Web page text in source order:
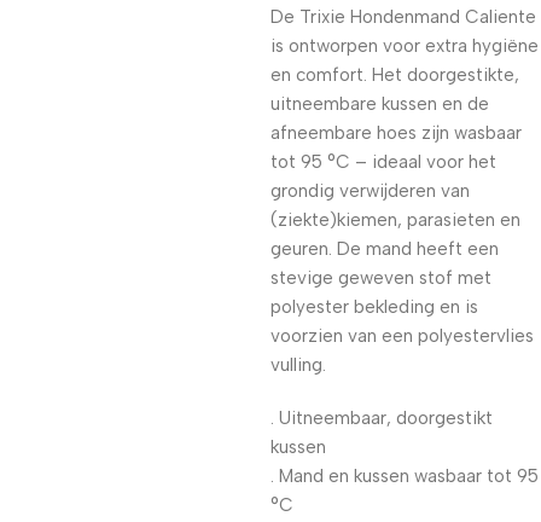
De Trixie Hondenmand Caliente
is ontworpen voor extra hygiëne
en comfort. Het doorgestikte,
uitneembare kussen en de
afneembare hoes zijn wasbaar
tot 95 °C – ideaal voor het
grondig verwijderen van
(ziekte)kiemen, parasieten en
geuren. De mand heeft een
stevige geweven stof met
polyester bekleding en is
voorzien van een polyestervlies
vulling.
. Uitneembaar, doorgestikt
kussen
. Mand en kussen wasbaar tot 95
°C